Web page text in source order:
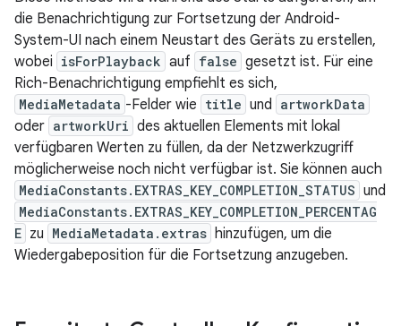
die Benachrichtigung zur Fortsetzung der Android-
System-UI nach einem Neustart des Geräts zu erstellen,
wobei isForPlayback auf false gesetzt ist. Für eine
Rich-Benachrichtigung empfiehlt es sich,
MediaMetadata -Felder wie title und artworkData
oder artworkUri des aktuellen Elements mit lokal
verfügbaren Werten zu füllen, da der Netzwerkzugriff
möglicherweise noch nicht verfügbar ist. Sie können auch
MediaConstants.EXTRAS_KEY_COMPLETION_STATUS und
MediaConstants.EXTRAS_KEY_COMPLETION_PERCENTAG
E zu MediaMetadata.extras hinzufügen, um die
Wiedergabeposition für die Fortsetzung anzugeben.